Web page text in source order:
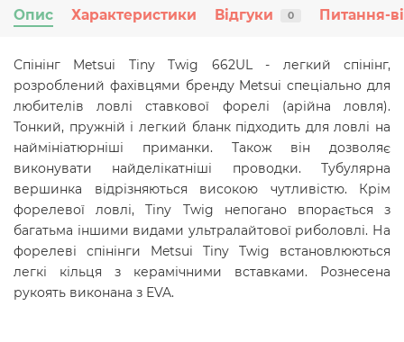
Опис Характеристики Відгуки 0 Питання-
Спінінг Metsui Tiny Twig 662UL - легкий спінінг,
розроблений фахівцями бренду Metsui спеціально для
любителів ловлі ставкової форелі (арійна ловля).
Тонкий, пружній і легкий бланк підходить для ловлі на
наймініатюрніші приманки. Також він дозволяє
виконувати найделікатніші проводки. Тубулярна
вершинка відрізняються високою чутливістю. Крім
форелевої ловлі, Tiny Twig непогано впорається з
багатьма іншими видами ультралайтової риболовлі. На
форелеві спінінги Metsui Tiny Twig встановлюються
легкі кільця з керамічними вставками. Рознесена
рукоять виконана з EVA.